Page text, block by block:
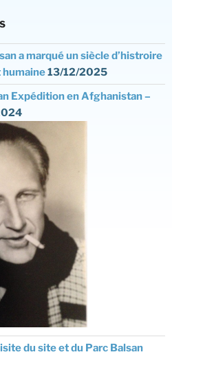
a marqué un siècle d’histroire
13/12/2025
Expédition en Afghanistan –
du site et du Parc Balsan